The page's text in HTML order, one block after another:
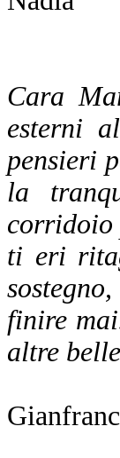
Cara
esterni
pensieri
la
corridoio
ti eri
finire
altre